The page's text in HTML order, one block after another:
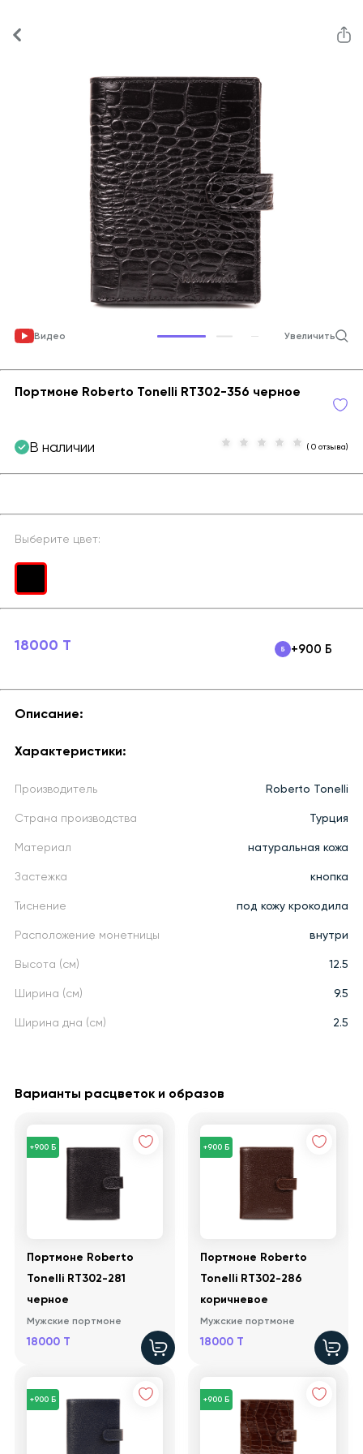
Видео Увеличить
Портмоне Roberto Tonelli RT302-356 черное
В наличии ( 0 отзыва)
Выберите цвет:
18000 T +900 Б
Описание:
Характеристики:
Производитель Roberto Tonelli
Страна производства Турция
Материал натуральная кожа
Застежка кнопка
Тиснение под кожу крокодила
Расположение монетницы внутри
Высота (см) 12.5
Ширина (см) 9.5
Ширина дна (см) 2.5
Варианты расцветок и образов
+900 Б
Портмоне Roberto
Tonelli RT302-281
черное
Мужские портмоне
18000 T
+900 Б
Портмоне Roberto
Tonelli RT302-286
коричневое
Мужские портмоне
18000 T
+900 Б +900 Б